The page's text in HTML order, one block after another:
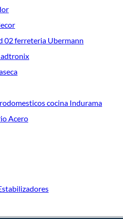
02 ferreteria Ubermann
cocina Indurama
Acero